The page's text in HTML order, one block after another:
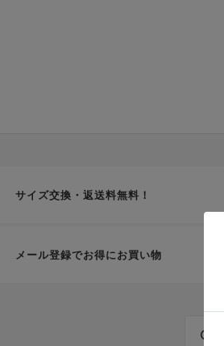
サイズ交換・返送料無料！
メール登録でお得にお買い物